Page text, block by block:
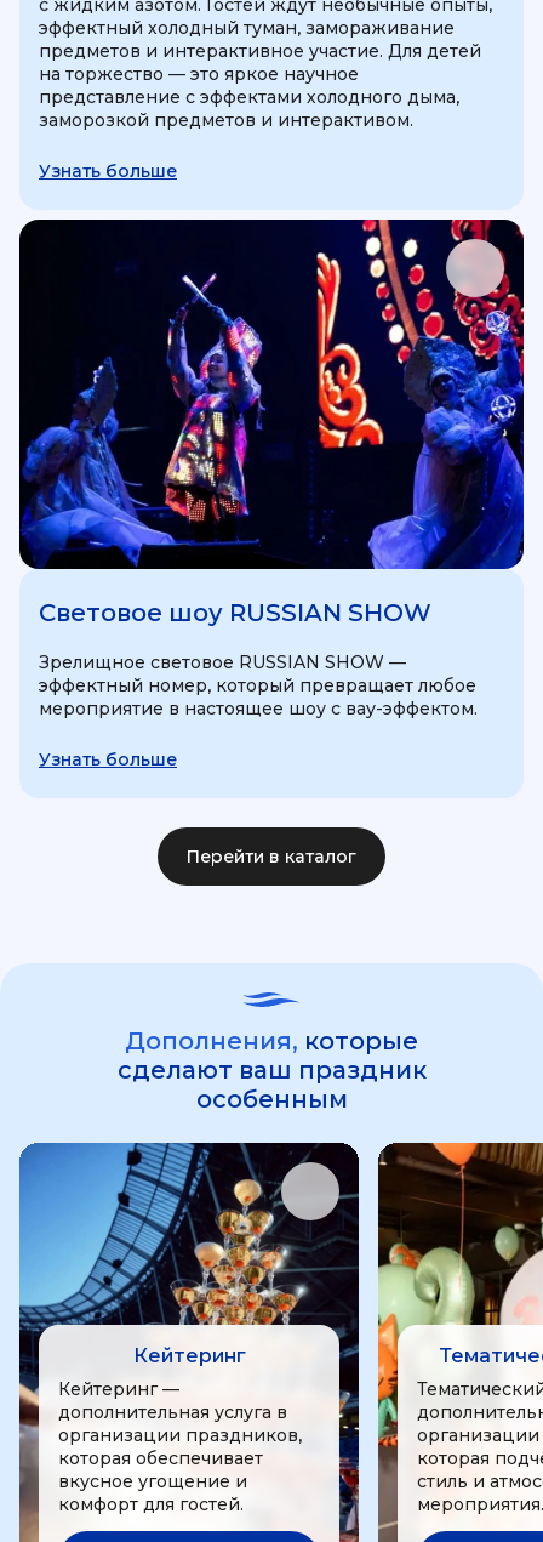
с жидким азотом. Гостей ждут необычные опыты,
эффектный холодный туман, замораживание
предметов и интерактивное участие. Для детей
на торжество — это яркое научное
представление с эффектами холодного дыма,
заморозкой предметов и интерактивом.
Узнать больше
Световое шоу RUSSIAN SHOW
Зрелищное световое RUSSIAN SHOW —
эффектный номер, который превращает любое
мероприятие в настоящее шоу с вау-эффектом.
Узнать больше
Перейти в каталог
Дополнения, которые
сделают ваш праздник
особенным
Кейтеринг
Кейтеринг —
дополнительная услуга в
организации праздников,
которая обеспечивает
вкусное угощение и
комфорт для гостей.
которая
стиль и
мероприятия.